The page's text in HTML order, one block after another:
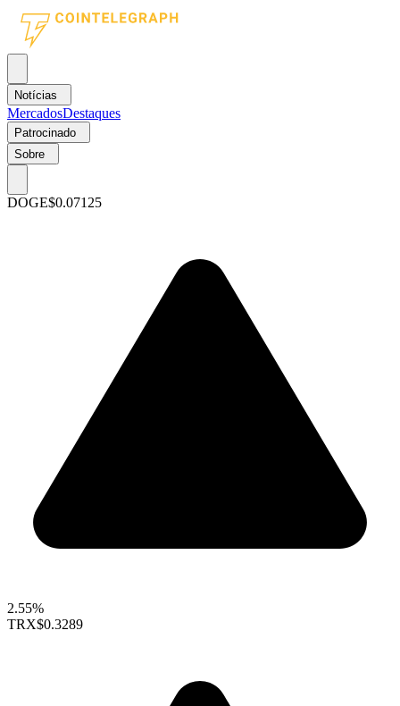
Notícias
MercadosDestaques
Patrocinado
Sobre
DOGE$0.07125
2.55%
TRX$0.3289